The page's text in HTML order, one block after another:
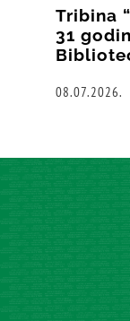
Tribina
31
08.07.2026.